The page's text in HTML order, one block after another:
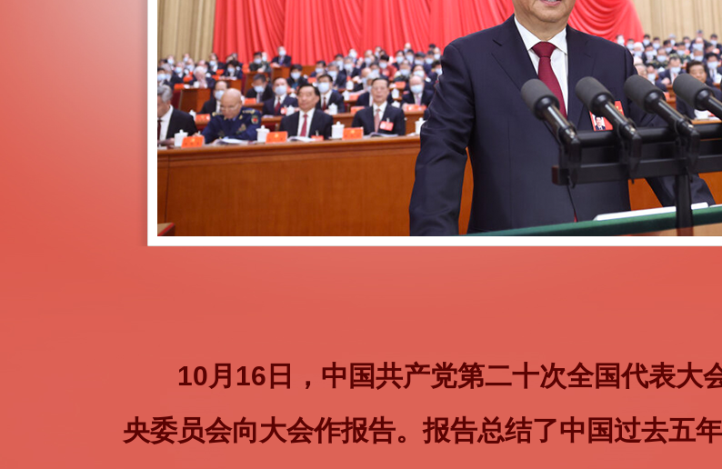
10月16日，中国共产党第二十次全国代表大
央委员会向大会作报告。报告总结了中国过去五
自由的全人类共同价值，促进各国人民
挑战。中国人民愿同世界人民携手开创